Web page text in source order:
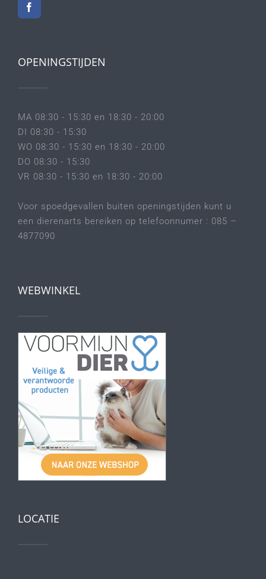
OPENINGSTIJDEN
MA 08:30 - 15:30 en 18:30 - 20:00
DI 08:30 - 15:30
WO 08:30 - 15:30 en 18:30 - 20:00
DO 08:30 - 15:30
VR 08:30 - 15:30 en 18:30 - 20:00
Voor spoedgevallen buiten openingstijden kunt u
een dierenarts bereiken op telefoonnumer : 085 –
4877090
WEBWINKEL
LOCATIE